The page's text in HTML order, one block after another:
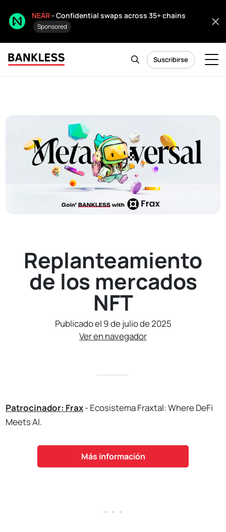
NEAR- Confidential swaps across 35+ chains
Sponsored
Suscribirse
Replanteamiento
de los mercados
NFT
Publicado el 9 de julio de 2025
Ver en navegador
Patrocinador: Frax- Ecosistema Fraxtal: Where DeFi
Meets AI.
Más información
. . .